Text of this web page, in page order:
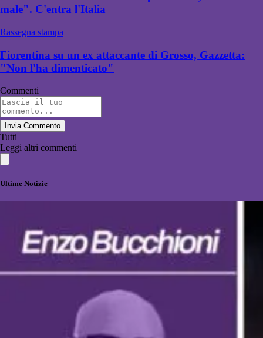
male". C'entra l'Italia
Rassegna stampa
Fiorentina su un ex attaccante di Grosso, Gazzetta:
"Non l'ha dimenticato"
Commenti
Invia Commento
Tutti
Leggi altri commenti
Ultime Notizie